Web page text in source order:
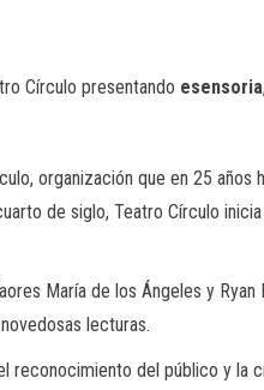
Círculo presentando esensoria
organización que en 25
de siglo, Teatro Círculo
María de los Ángeles y
lecturas.
reconocimiento del público y la